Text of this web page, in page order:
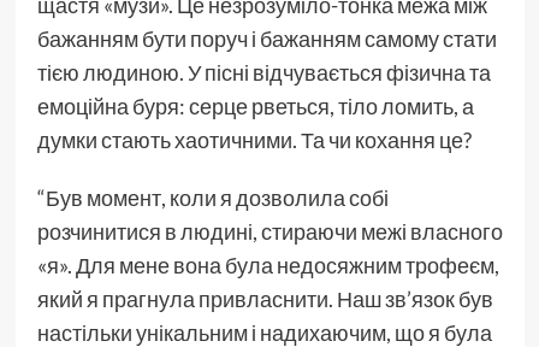
бажанням бути поруч і бажанням самому стати
тією людиною. У пісні відчувається фізична та
емоційна буря: серце рветься, тіло ломить, а
думки стають хаотичними. Та чи кохання це?
“Був момент, коли я дозволила собі
розчинитися в людині, стираючи межі власного
«я». Для мене вона була недосяжним трофеєм,
який я прагнула привласнити. Наш зв’язок був
настільки унікальним і надихаючим, що я була